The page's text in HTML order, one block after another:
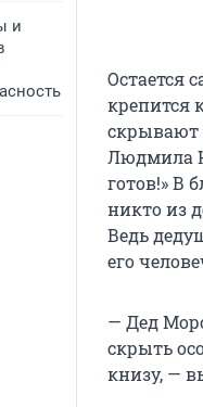
и
Остается
крепится
скрывают
Людмила
готов!» В
никто из
Ведь
его
— Дед
скрыть
книзу, —